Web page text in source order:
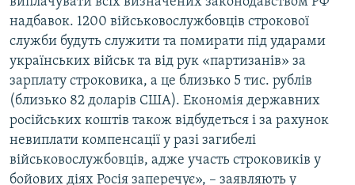
надбавок. 1200 військовослужбовців строкової
служби будуть служити та помирати під ударами
українських військ та від рук «партизанів» за
зарплату строковика, а це близько 5 тис. рублів
(близько 82 доларів США). Економія державних
російських коштів також відбудеться і за рахунок
невиплати компенсації у разі загибелі
військовослужбовців, адже участь строковиків у
бойових діях Росія заперечує», – заявляють у